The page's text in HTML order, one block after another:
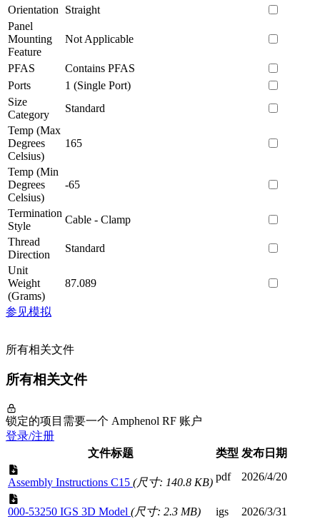
Orientation
Straight
Panel
Mounting
Feature
Not Applicable
PFAS
Contains PFAS
Ports
1 (Single Port)
Size
Category
Standard
Temp (Max
Degrees
Celsius)
165
Temp (Min
Degrees
Celsius)
-65
Termination
Style
Cable - Clamp
Thread
Direction
Standard
Unit
Weight
(Grams)
87.089
参见模拟
所有相关文件
所有相关文件
锁定的项目需要一个 Amphenol RF 账户
登录/注册
文件标题
类型 发布日期
Assembly Instructions C15 (尺寸: 140.8 KB) pdf 2026/4/20
000-53250 IGS 3D Model (尺寸: 2.3 MB) igs 2026/3/31